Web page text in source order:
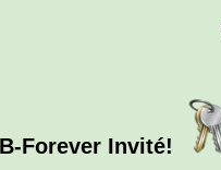
Forever Invité!